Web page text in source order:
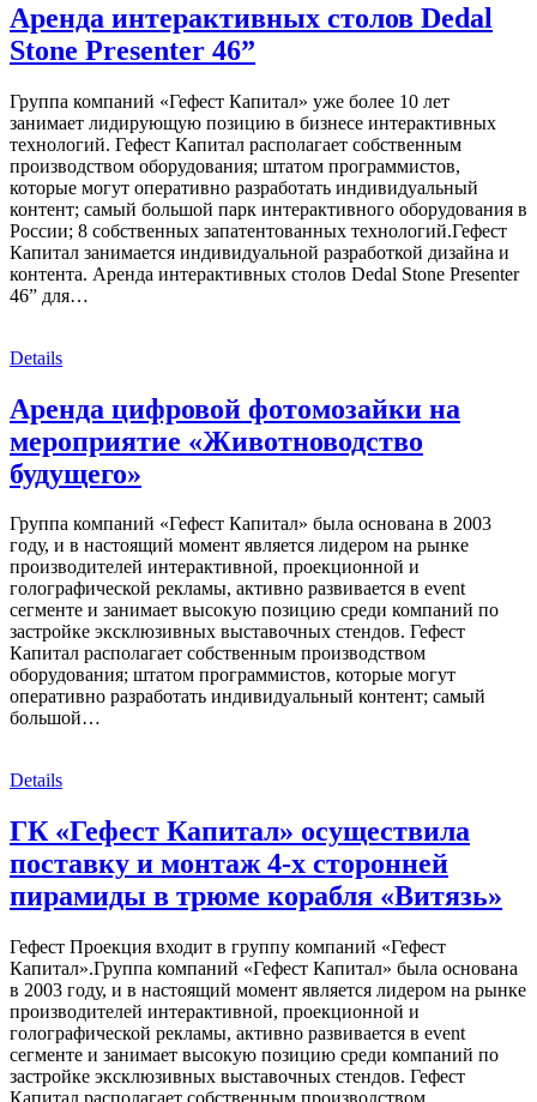
Аренда интерактивных столов Dedal
Stone Presenter 46”
Группа компаний «Гефест Капитал» уже более 10 лет
занимает лидирующую позицию в бизнесе интерактивных
технологий. Гефест Капитал располагает собственным
производством оборудования; штатом программистов,
которые могут оперативно разработать индивидуальный
контент; самый большой парк интерактивного оборудования в
России; 8 собственных запатентованных технологий.Гефест
Капитал занимается индивидуальной разработкой дизайна и
контента. Аренда интерактивных столов Dedal Stone Presenter
46” для…
Details
Аренда цифровой фотомозайки на
мероприятие «Животноводство
будущего»
Группа компаний «Гефест Капитал» была основана в 2003
году, и в настоящий момент является лидером на рынке
производителей интерактивной, проекционной и
голографической рекламы, активно развивается в event
сегменте и занимает высокую позицию среди компаний по
застройке эксклюзивных выставочных стендов. Гефест
Капитал располагает собственным производством
оборудования; штатом программистов, которые могут
оперативно разработать индивидуальный контент; самый
большой…
Details
ГК «Гефест Капитал» осуществила
поставку и монтаж 4-х сторонней
пирамиды в трюме корабля «Витязь»
Гефест Проекция входит в группу компаний «Гефест
Капитал».Группа компаний «Гефест Капитал» была основана
в 2003 году, и в настоящий момент является лидером на рынке
производителей интерактивной, проекционной и
голографической рекламы, активно развивается в event
сегменте и занимает высокую позицию среди компаний по
застройке эксклюзивных выставочных стендов. Гефест